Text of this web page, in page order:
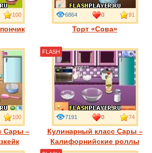
100
Торт «Сова»
6864 0 91
Сары –
100
Кулинарный класс Сары –
Калифорнийские роллы
7191 0 74
FLASH